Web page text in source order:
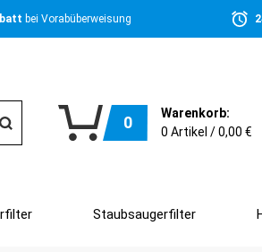
bei Vorabüberweisung
0
Warenkorb:
0 Artikel /0,00 €
Staubsaugerfilter